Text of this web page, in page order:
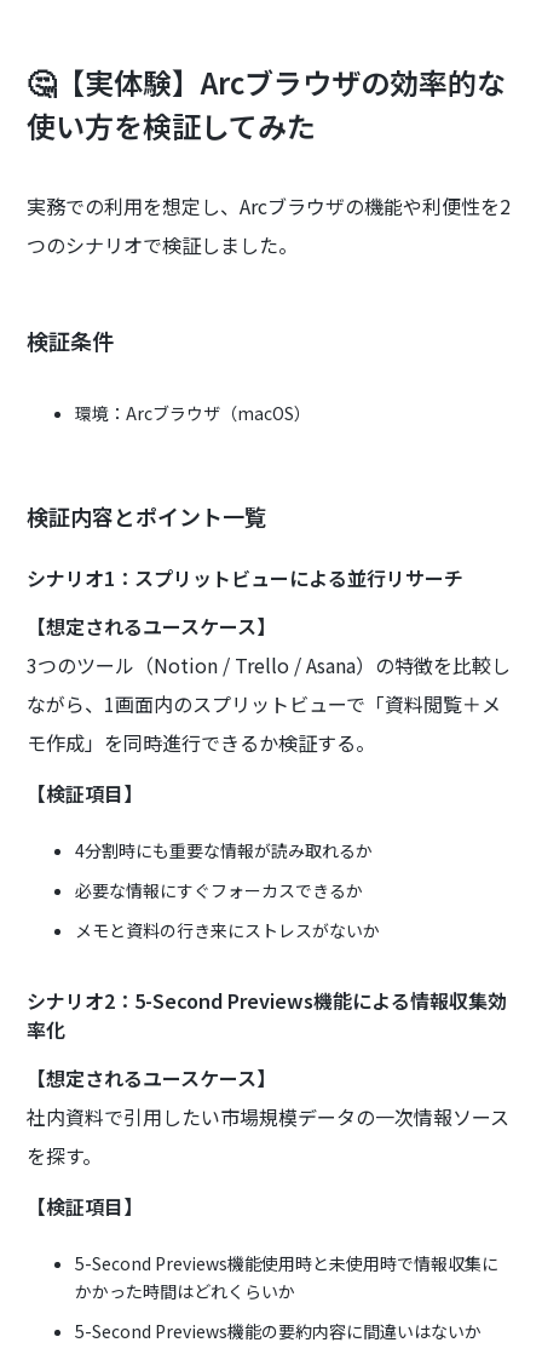
🤔【実体験】Arcブラウザの効率的な
使い方を検証してみた
実務での利用を想定し、Arcブラウザの機能や利便性を2
つのシナリオで検証しました。
検証条件
環境：Arcブラウザ（macOS）
検証内容とポイント一覧
シナリオ1：スプリットビューによる並行リサーチ
【想定されるユースケース】
3つのツール（Notion / Trello / Asana）の特徴を比較し
ながら、1画面内のスプリットビューで「資料閲覧＋メ
モ作成」を同時進行できるか検証する。
【検証項目】
4分割時にも重要な情報が読み取れるか
必要な情報にすぐフォーカスできるか
メモと資料の行き来にストレスがないか
シナリオ2：5-Second Previews機能による情報収集効
率化
【想定されるユースケース】
社内資料で引用したい市場規模データの一次情報ソース
を探す。
【検証項目】
5-Second Previews機能使用時と未使用時で情報収集に
かかった時間はどれくらいか
5-Second Previews機能の要約内容に間違いはないか